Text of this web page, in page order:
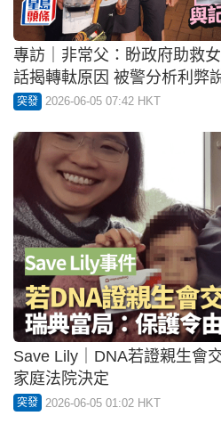
專訪｜非常父：盼政府助救
話揭轉軚原因 被警分析利弊
突發 2026-06-05 07:42 HKT
Save Lily｜DNA若證親生會
家庭法院決定
突發 2026-06-05 01:02 HKT